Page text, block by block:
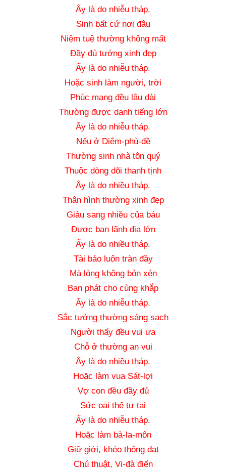
Ấy là do nhiễu tháp.
Sinh bất cứ nơi đâu
Niệm tuệ thường không mất
Đầy đủ tướng xinh đẹp
Ấy là do nhiễu tháp.
Hoặc sinh làm người, trời
Phúc mạng đều lâu dài
Thường được danh tiếng lớn
Ấy là do nhiễu tháp.
Nếu ở Diêm-phù-đề
Thường sinh nhà tôn quý
Thuộc dòng dõi thanh tịnh
Ấy là do nhiều tháp.
Thân hình thường xinh đẹp
Giàu sang nhiều của báu
Được ban lãnh địa lớn
Ấy là do nhiều tháp.
Tài bảo luôn tràn đầy
Mà lòng không bỏn xẻn
Ban phát cho cùng khắp
Ấy là do nhiễu tháp.
Sắc tướng thường sáng sạch
Người thấy đều vui ưa
Chỗ ở thường an vui
Ấy là do nhiều tháp.
Hoặc làm vua Sát-lợi
Vợ con đều đầy đủ
Sức oai thế tự tại
Ấy là do nhiễu tháp.
Hoặc làm bà-la-môn
Giữ giới, khéo thông đạt
Chú thuật, Vi-đà điển